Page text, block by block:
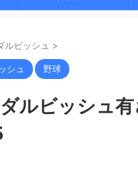
ルビッシュ >
シュ 野球
ダルビッシュ